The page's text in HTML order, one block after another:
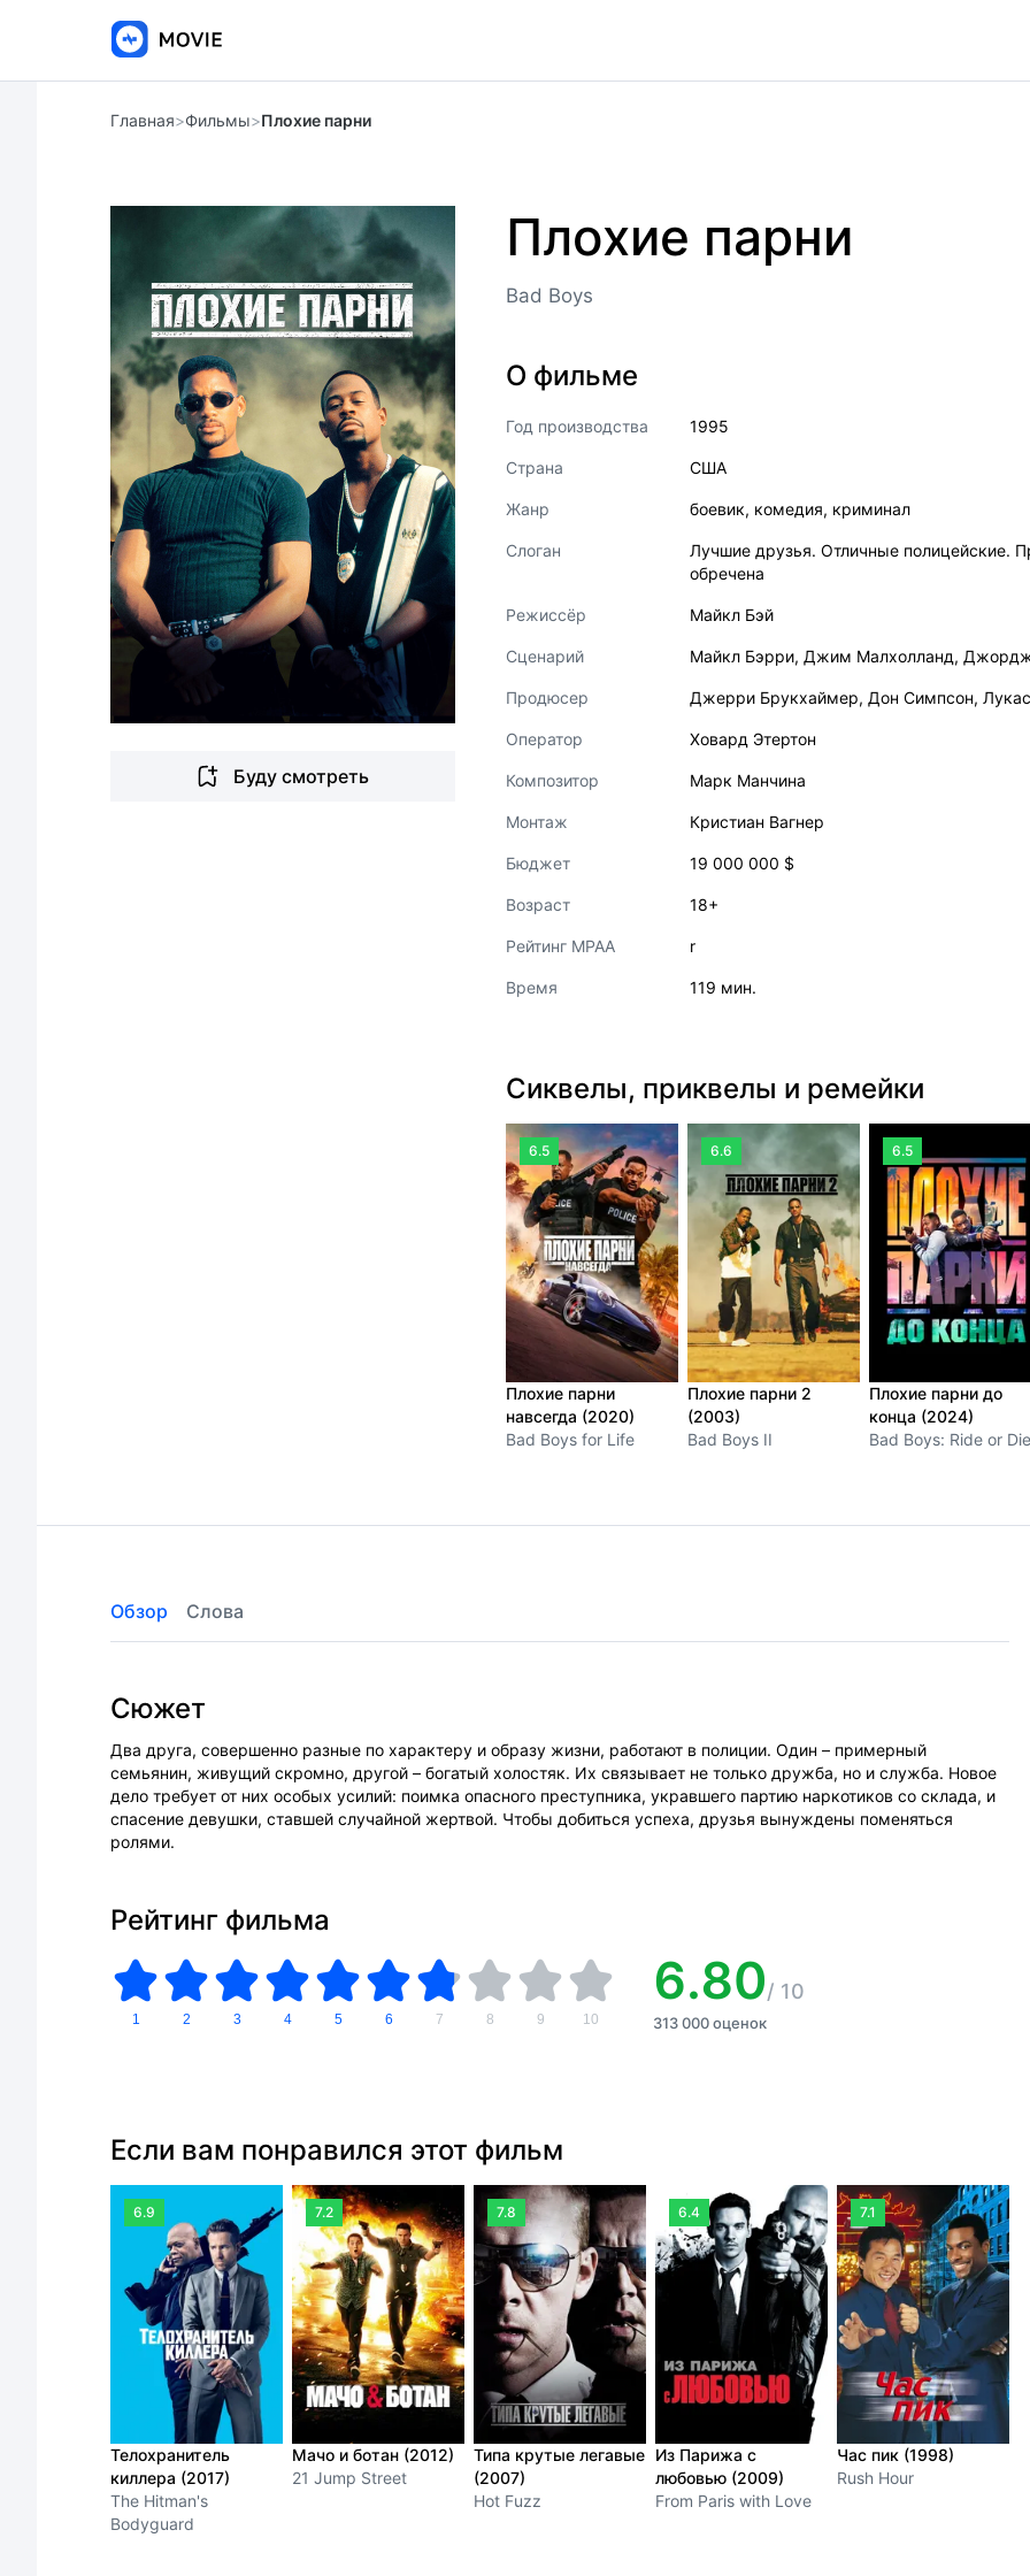
Главная>Фильмы>Плохие парни
Буду смотреть
Плохие парни
Bad Boys
О фильме
Год производства 1995
Страна США
Жанр боевик, комедия, криминал
Слоган
Лучшие друзья. Отличные полицейские.
обречена
Режиссёр Майкл Бэй
Сценарий Майкл Бэрри, Джим Малхолланд,
Продюсер Джерри Брукхаймер, Дон Симпсон,
Оператор Ховард Этертон
Композитор Марк Манчина
Монтаж Кристиан Вагнер
Бюджет 19 000 000 $
Возраст 18+
Рейтинг MPAA r
Время 119 мин.
Сиквелы, приквелы и ремейки
6.5
Плохие парни
навсегда (2020)
Bad Boys for Life
6.6
Плохие парни 2
(2003)
Bad Boys II
6.5
Плохие парни до
конца (2024)
Bad Boys: Ride or Die
Обзор Слова
Сюжет
Два друга, совершенно разные по характеру и образу жизни, работают в полиции. Один – примерный
семьянин, живущий скромно, другой – богатый холостяк. Их связывает не только дружба, но и служба. Новое
дело требует от них особых усилий: поимка опасного преступника, укравшего партию наркотиков со склада, и
спасение девушки, ставшей случайной жертвой. Чтобы добиться успеха, друзья вынуждены поменяться
ролями.
Рейтинг фильма
1 2 3 4 5 6 7 8 9 10
6.80/ 10
313 000 оценок
Если вам понравился этот фильм
6.9
Телохранитель
киллера (2017)
The Hitman's
Bodyguard
7.2
Мачо и ботан (2012)
21 Jump Street
7.8
Типа крутые легавые
(2007)
Hot Fuzz
6.4
Из Парижа с
любовью (2009)
From Paris with Love
7.1
Час пик (1998)
Rush Hour